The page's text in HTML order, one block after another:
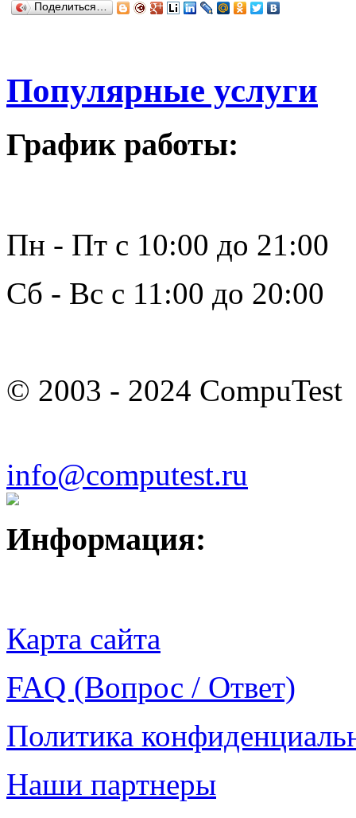
Поделиться…
Популярные услуги
График работы:
Пн - Пт с 10:00 до 21:00
Сб - Вс с 11:00 до 20:00
© 2003 - 2024 CompuTest
info@computest.ru
Информация:
Карта сайта
FAQ (Вопрос / Ответ)
Политика
Наши партнеры